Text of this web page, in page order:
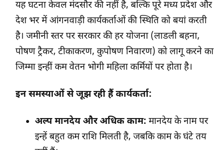
यह घटना केवल मंदसौर की नहीं है, बल्कि पूरे मध्य प्रदेश और
देश भर में आंगनवाड़ी कार्यकर्ताओं की स्थिति को बयां करती
है। जमीनी स्तर पर सरकार की हर योजना (लाडली बहना,
पोषण ट्रैकर, टीकाकरण, कुपोषण निवारण) को लागू करने का
जिम्मा इन्हीं कम वेतन भोगी महिला कर्मियों पर होता है।
इन समस्याओं से जूझ रही हैं कार्यकर्ता:
अल्प मानदेय और अधिक काम: मानदेय के नाम पर
इन्हें बहुत कम राशि मिलती है, जबकि काम के घंटे तय